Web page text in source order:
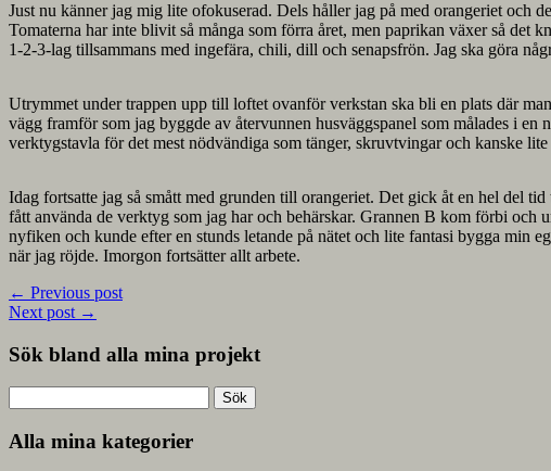
Just nu känner jag mig lite ofokuserad. Dels håller jag på med orangeriet och
Tomaterna har inte blivit så många som förra året, men paprikan växer så det
1-2-3-lag tillsammans med ingefära, chili, dill och senapsfrön. Jag ska göra
Utrymmet under trappen upp till loftet ovanför verkstan ska bli en plats där
vägg framför som jag byggde av återvunnen husväggspanel som målades i
verktygstavla för det mest nödvändiga som tänger, skruvtvingar och kanske lite
Idag fortsatte jag så smått med grunden till orangeriet. Det gick åt en hel del
fått använda de verktyg som jag har och behärskar. Grannen B kom förbi och
nyfiken och kunde efter en stunds letande på nätet och lite fantasi bygga min
när jag röjde. Imorgon fortsätter allt arbete.
← Previous post
Next post →
Sök bland alla mina projekt
efter:
Alla mina kategorier